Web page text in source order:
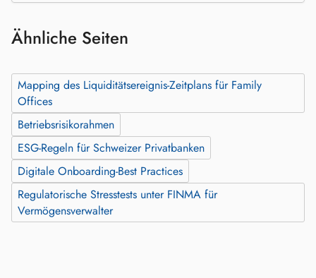
Ähnliche Seiten
Mapping des Liquiditätsereignis‑Zeitplans für Family
Offices
Betriebsrisikorahmen
ESG-Regeln für Schweizer Privatbanken
Digitale Onboarding-Best Practices
Regulatorische Stresstests unter FINMA für
Vermögensverwalter